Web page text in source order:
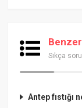
Sıkça
Antep fıstığı